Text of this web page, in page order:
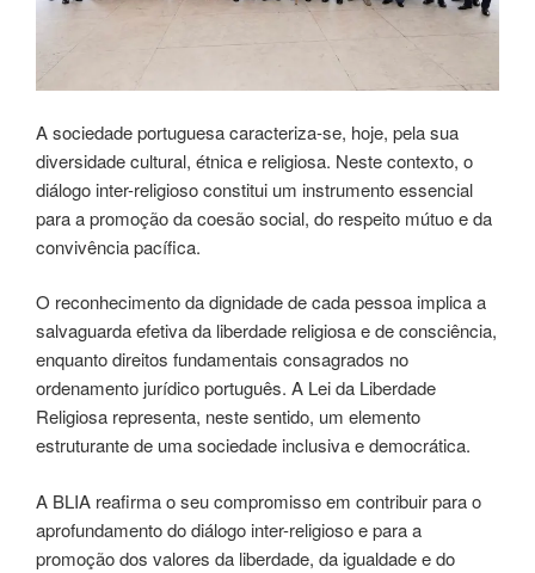
A sociedade portuguesa caracteriza-se, hoje, pela sua
diversidade cultural, étnica e religiosa. Neste contexto, o
diálogo inter-religioso constitui um instrumento essencial
para a promoção da coesão social, do respeito mútuo e da
convivência pacífica.
O reconhecimento da dignidade de cada pessoa implica a
salvaguarda efetiva da liberdade religiosa e de consciência,
enquanto direitos fundamentais consagrados no
ordenamento jurídico português. A Lei da Liberdade
Religiosa representa, neste sentido, um elemento
estruturante de uma sociedade inclusiva e democrática.
A BLIA reafirma o seu compromisso em contribuir para o
aprofundamento do diálogo inter-religioso e para a
promoção dos valores da liberdade, da igualdade e do